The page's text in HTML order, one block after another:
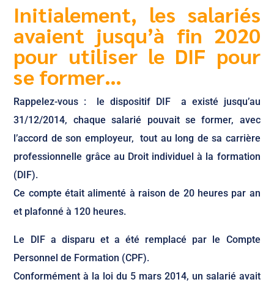
Initialement, les salariés
avaient jusqu’à fin 2020
pour utiliser le DIF pour
se former…
Rappelez-vous : le dispositif DIF a existé jusqu’au
31/12/2014, chaque salarié pouvait se former, avec
l’accord de son employeur, tout au long de sa carrière
professionnelle grâce au Droit individuel à la formation
(DIF).
Ce compte était alimenté à raison de 20 heures par an
et plafonné à 120 heures.
Le DIF a disparu et a été remplacé par le Compte
Personnel de Formation (CPF).
Conformément à la loi du 5 mars 2014, un salarié avait